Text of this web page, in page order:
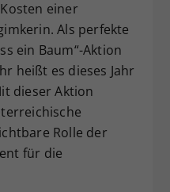
einer
Als perfekte
ein Baum“-Aktion
heißt es dieses Jahr
dieser Aktion
Rolle der
für die